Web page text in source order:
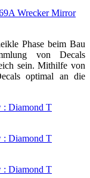
Phase beim Bau
von Decals
sein. Mithilfe von
optimal an die